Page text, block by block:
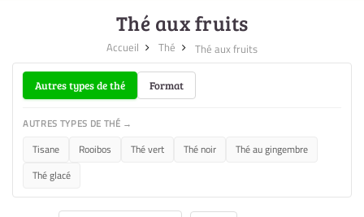
Thé aux fruits
Accueil Thé Thé aux fruits
Autres types de thé Format
AUTRES TYPES DE THÉ →
Tisane Rooibos Thé vert Thé noir
Thé au gingembre
Thé glacé